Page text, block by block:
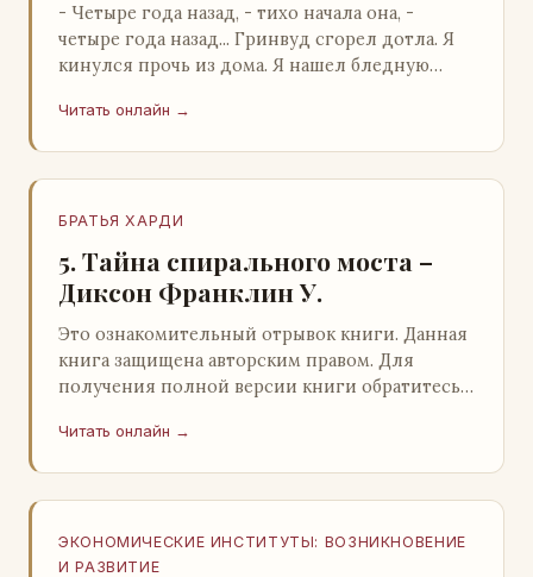
- Четыре года назад, - тихо начала она, -
четыре года назад... Гринвуд сгорел дотла. Я
кинулся прочь из дома. Я нашел бледную
Читать онлайн →
БРАТЬЯ ХАРДИ
5. Тайна спирального моста –
Диксон Франклин У.
Это ознакомительный отрывок книги. Данная
книга защищена авторским правом. Для
получения полной версии книги обратитесь к
легального ко…
Читать онлайн →
ЭКОНОМИЧЕСКИЕ ИНСТИТУТЫ: ВОЗНИКНОВЕНИЕ
И РАЗВИТИЕ